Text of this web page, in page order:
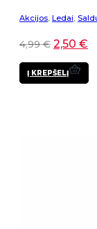
Akcijos, Ledai,
4,99€ 2,50 €
Į KREPŠELĮ